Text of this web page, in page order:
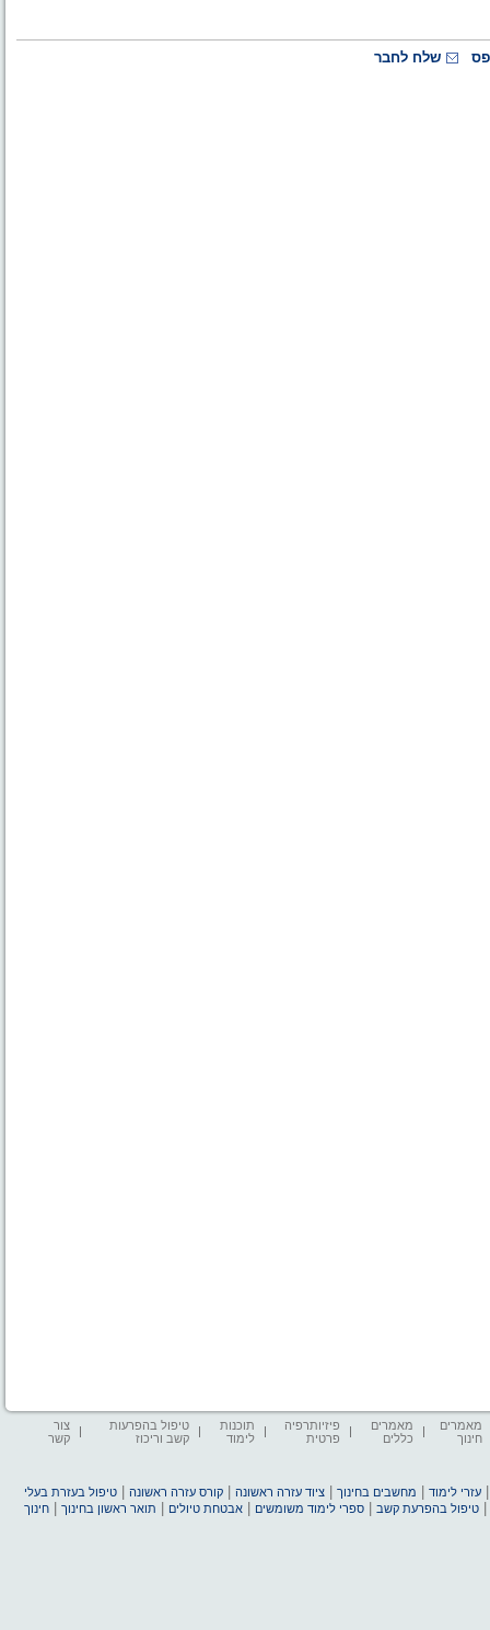
שלח לחבר
מאמרים
חינוך
מאמרים
כללים
פיזיותרפיה
פרטית
תוכנות
לימוד
טיפול בהפרעות
קשב וריכוז
צור
קשר
עזרי לימוד מחשבים בחינוך |ציוד עזרה ראשונה |קורס עזרה ראשונה |טיפול בעזרת בעלי
|טיפול בהפרעת קשב |ספרי לימוד משומשים |אבטחת טיולים תואר ראשון בחינוך |חינוך